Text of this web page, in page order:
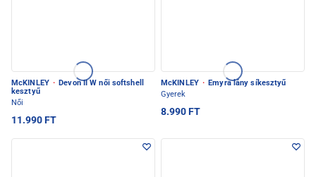
McKINLEY · Devon II W női softshell
kesztyű
Női
11.990 FT
McKINLEY · Emyra lány síkesztyű
Gyerek
8.990 FT